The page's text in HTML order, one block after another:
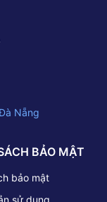
Nẵng
BẢO MẬT
bảo mật